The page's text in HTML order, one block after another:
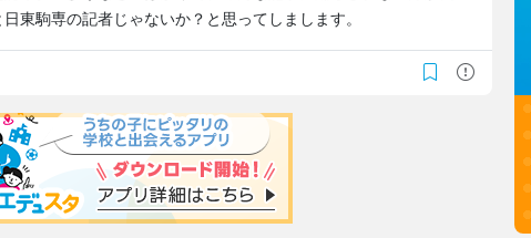
東駒専の記者じゃないか？と思ってしまします。